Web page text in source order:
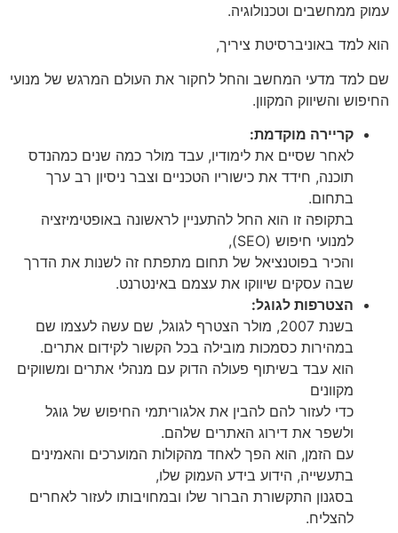
עמוק ממחשבים וטכנולוגיה.
הוא למד באוניברסיטת ציריך,
שם למד מדעי המחשב והחל לחקור את העולם המרגש של מנועי
החיפוש והשיווק המקוון.
קריירה מוקדמת:
לאחר שסיים את לימודיו, עבד מולר כמה שנים כמהנדס
תוכנה, חידד את כישוריו הטכניים וצבר ניסיון רב ערך
בתחום.
בתקופה זו הוא החל להתעניין לראשונה באופטימיזציה
למנועי חיפוש (SEO),
והכיר בפוטנציאל של תחום מתפתח זה לשנות את הדרך
שבה עסקים שיווקו את עצמם באינטרנט.
הצטרפות לגוגל:
בשנת 2007, מולר הצטרף לגוגל, שם עשה לעצמו שם
במהירות כסמכות מובילה בכל הקשור לקידום אתרים.
הוא עבד בשיתוף פעולה הדוק עם מנהלי אתרים ומשווקים
מקוונים
כדי לעזור להם להבין את אלגוריתמי החיפוש של גוגל
ולשפר את דירוג האתרים שלהם.
עם הזמן, הוא הפך לאחד מהקולות המוערכים והאמינים
בתעשייה, הידוע בידע העמוק שלו,
בסגנון התקשורת הברור שלו ובמחויבותו לעזור לאחרים
להצליח.